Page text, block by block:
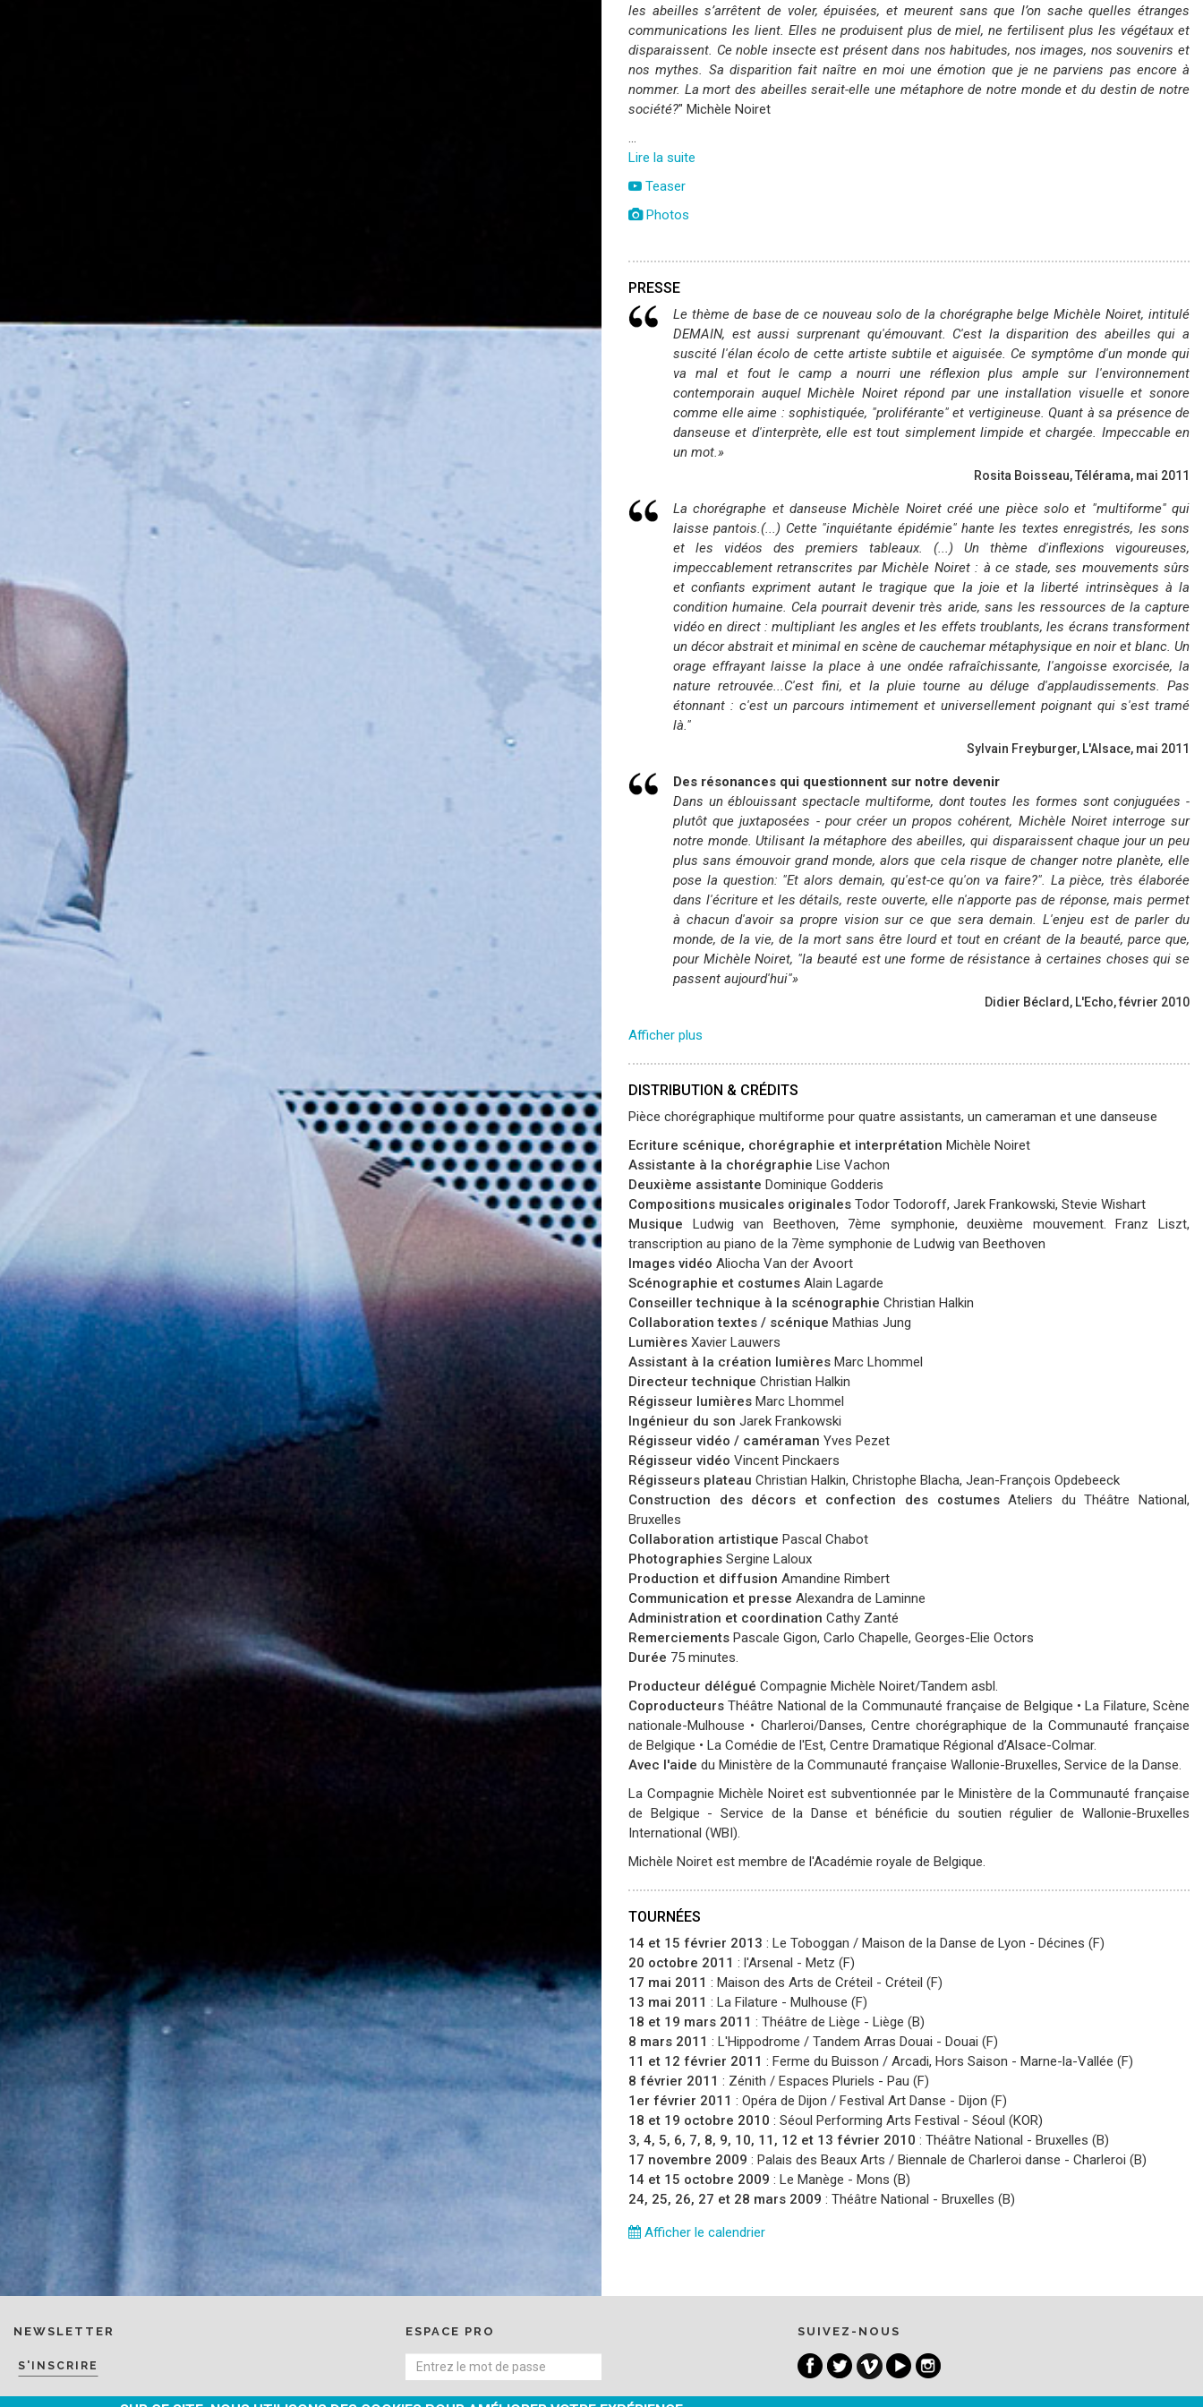
les abeilles s’arrêtent de voler, épuisées, et meurent sans que l’on sache quelles étranges
communications les lient. Elles ne produisent plus de miel, ne fertilisent plus les végétaux et
disparaissent. Ce noble insecte est présent dans nos habitudes, nos images, nos souvenirs et
nos mythes. Sa disparition fait naître en moi une émotion que je ne parviens pas encore à
nommer. La mort des abeilles serait-elle une métaphore de notre monde et du destin de notre
société?" Michèle Noiret
…
Lire la suite
DEMAIN
2009
Teaser
Photos
PRESSE
Le thème de base de ce nouveau solo de la chorégraphe belge Michèle Noiret, intitulé
DEMAIN, est aussi surprenant qu'émouvant. C'est la disparition des abeilles qui a
suscité l'élan écolo de cette artiste subtile et aiguisée. Ce symptôme d'un monde qui
va mal et fout le camp a nourri une réflexion plus ample sur l'environnement
contemporain auquel Michèle Noiret répond par une installation visuelle et sonore
comme elle aime : sophistiquée, "proliférante" et vertigineuse. Quant à sa présence de
danseuse et d'interprète, elle est tout simplement limpide et chargée. Impeccable en
un mot.»
Rosita Boisseau, Télérama, mai 2011
La chorégraphe et danseuse Michèle Noiret créé une pièce solo et "multiforme" qui
laisse pantois.(...) Cette "inquiétante épidémie" hante les textes enregistrés, les sons
et les vidéos des premiers tableaux. (...) Un thème d'inflexions vigoureuses,
impeccablement retranscrites par Michèle Noiret : à ce stade, ses mouvements sûrs
et confiants expriment autant le tragique que la joie et la liberté intrinsèques à la
condition humaine. Cela pourrait devenir très aride, sans les ressources de la capture
vidéo en direct : multipliant les angles et les effets troublants, les écrans transforment
un décor abstrait et minimal en scène de cauchemar métaphysique en noir et blanc. Un
orage effrayant laisse la place à une ondée rafraîchissante, l'angoisse exorcisée, la
nature retrouvée...C'est fini, et la pluie tourne au déluge d'applaudissements. Pas
étonnant : c'est un parcours intimement et universellement poignant qui s'est tramé
là."
Sylvain Freyburger, L'Alsace, mai 2011
Des résonances qui questionnent sur notre devenir
Dans un éblouissant spectacle multiforme, dont toutes les formes sont conjuguées -
plutôt que juxtaposées - pour créer un propos cohérent, Michèle Noiret interroge sur
notre monde. Utilisant la métaphore des abeilles, qui disparaissent chaque jour un peu
plus sans émouvoir grand monde, alors que cela risque de changer notre planète, elle
pose la question: "Et alors demain, qu'est-ce qu'on va faire?". La pièce, très élaborée
dans l'écriture et les détails, reste ouverte, elle n'apporte pas de réponse, mais permet
à chacun d'avoir sa propre vision sur ce que sera demain. L'enjeu est de parler du
monde, de la vie, de la mort sans être lourd et tout en créant de la beauté, parce que,
pour Michèle Noiret, "la beauté est une forme de résistance à certaines choses qui se
passent aujourd'hui"»
Didier Béclard, L'Echo, février 2010
Afficher plus
DISTRIBUTION & CRÉDITS
Pièce chorégraphique multiforme pour quatre assistants, un cameraman et une danseuse
Ecriture scénique, chorégraphie et interprétation Michèle Noiret
Assistante à la chorégraphie Lise Vachon
Deuxième assistante Dominique Godderis
Compositions musicales originales Todor Todoroff, Jarek Frankowski, Stevie Wishart
Musique Ludwig van Beethoven, 7ème symphonie, deuxième mouvement. Franz Liszt,
transcription au piano de la 7ème symphonie de Ludwig van Beethoven
Images vidéo Aliocha Van der Avoort
Scénographie et costumes Alain Lagarde
Conseiller technique à la scénographie Christian Halkin
Collaboration textes / scénique Mathias Jung
Lumières Xavier Lauwers
Assistant à la création lumières Marc Lhommel
Directeur technique Christian Halkin
Régisseur lumières Marc Lhommel
Ingénieur du son Jarek Frankowski
Régisseur vidéo / caméraman Yves Pezet
Régisseur vidéo Vincent Pinckaers
Régisseurs plateau Christian Halkin, Christophe Blacha, Jean-François Opdebeeck
Construction des décors et confection des costumesAteliers du Théâtre National,
Bruxelles
Collaboration artistique Pascal Chabot
Photographies Sergine Laloux
Production et diffusion Amandine Rimbert
Communication et presse Alexandra de Laminne
Administration et coordination Cathy Zanté
Remerciements Pascale Gigon, Carlo Chapelle, Georges-Elie Octors
Durée 75 minutes.
Producteur délégué Compagnie Michèle Noiret/Tandem asbl.
CoproducteursThéâtre National de la Communauté française de Belgique • La Filature, Scène
nationale-Mulhouse • Charleroi/Danses, Centre chorégraphique de la Communauté française
de Belgique • La Comédie de l'Est, Centre Dramatique Régional d’Alsace-Colmar.
Avec l'aide du Ministère de la Communauté française Wallonie-Bruxelles, Service de la Danse.
La Compagnie Michèle Noiret est subventionnée par le Ministère de la Communauté française
de Belgique - Service de la Danse et bénéficie du soutien régulier de Wallonie-Bruxelles
International (WBI).
Michèle Noiret est membre de l'Académie royale de Belgique.
TOURNÉES
14 et 15 février 2013 : Le Toboggan / Maison de la Danse de Lyon - Décines (F)
20 octobre 2011 : l'Arsenal - Metz (F)
17 mai 2011 : Maison des Arts de Créteil - Créteil (F)
13 mai 2011 : La Filature - Mulhouse (F)
18 et 19 mars 2011 : Théâtre de Liège - Liège (B)
8 mars 2011 : L'Hippodrome / Tandem Arras Douai - Douai (F)
11 et 12 février 2011 : Ferme du Buisson / Arcadi, Hors Saison - Marne-la-Vallée (F)
8 février 2011 : Zénith / Espaces Pluriels - Pau (F)
1er février 2011 : Opéra de Dijon / Festival Art Danse - Dijon (F)
18 et 19 octobre 2010 : Séoul Performing Arts Festival - Séoul (KOR)
3, 4, 5, 6, 7, 8, 9, 10, 11, 12 et 13 février 2010 : Théâtre National - Bruxelles (B)
17 novembre 2009 : Palais des Beaux Arts / Biennale de Charleroi danse - Charleroi (B)
14 et 15 octobre 2009 : Le Manège - Mons (B)
24, 25, 26, 27 et 28 mars 2009 : Théâtre National - Bruxelles (B)
Afficher le calendrier
NEWSLETTER
S'INSCRIRE
ESPACE PRO
SE CONNECTER
SUIVEZ-NOUS